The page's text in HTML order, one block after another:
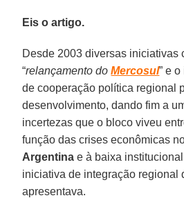
Eis o artigo.
Desde 2003 diversas iniciativas
“relançamento doMercosul” e
de cooperação política regional
desenvolvimento, dando fim a
incertezas que o bloco viveu
função das crises econômicas
Argentina e à baixa
iniciativa de integração regional
apresentava.